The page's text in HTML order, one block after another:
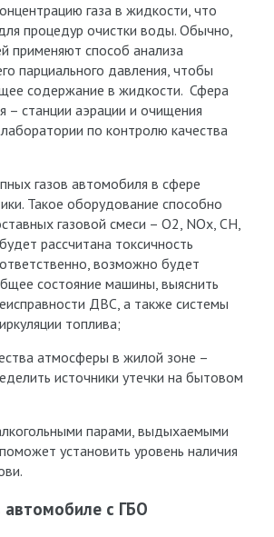
газа в жидкости, что
процедур очистки воды. Обычно,
применяют способ анализа
парциального давления, чтобы
содержание в жидкости. Сфера
– станции аэрации и очищения
по контролю качества
газов автомобиля в сфере
Такое оборудование способно
газовой смеси – O2, NOx, CH,
рассчитана токсичность
возможно будет
состояние машины, выяснить
ДВС, а также системы
топлива;
атмосферы в жилой зоне –
источники утечки на бытовом
парами, выдыхаемыми
установить уровень наличия
автомобиле с ГБО